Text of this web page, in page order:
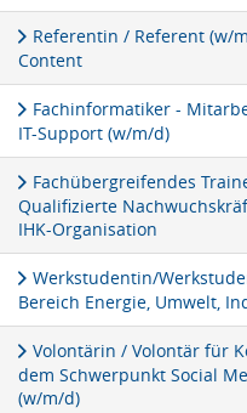
Referentin / Referent (w/
Content
Fachinformatiker -
IT-Support (w/m/d)
Fachübergreifendes
Qualifizierte
IHK-Organisation
Werkstudentin/
Bereich Energie, Umwelt,
Volontärin / Volontär für
dem Schwerpunkt Social
(w/m/d)